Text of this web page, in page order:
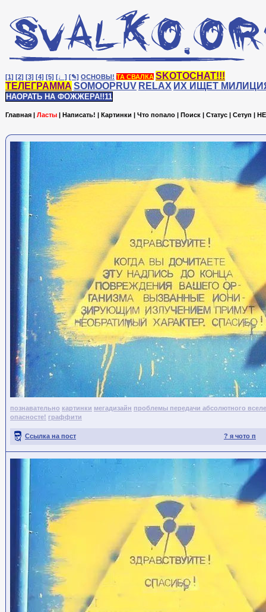
[1] [2] [3] [4] [5] [♩] [✎] ОСНОВЫ! ТА СВАЛКА SKOTOCHAT!!!
ТЕЛЕГРАММА SOMOOPRUV RELAX ИХ ИЩЕТ
НАОРАТЬ НА ФОЖЖЕРА!!11
Главная | Ласты | Написать! | Картинки | Что попало | Поиск | Статус | Сетуп |
познавательно картинки мегадизайн проблемы передачи абсолютного
опасносте! граффити
? я чото п
Ссылка на пост